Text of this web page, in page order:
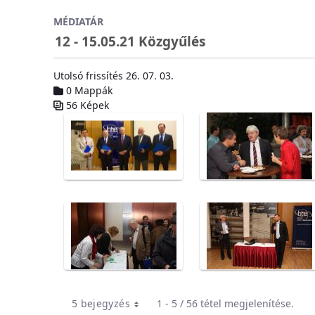
Ugrás a fő tartalomhoz
MÉDIATÁR
12 - 15.05.21 Közgyűlés
Utolsó frissítés 26. 07. 03.
0 Mappák
56 Képek
Médiatár
5 bejegyzés 1 - 5 / 56 tétel megjelenítése.